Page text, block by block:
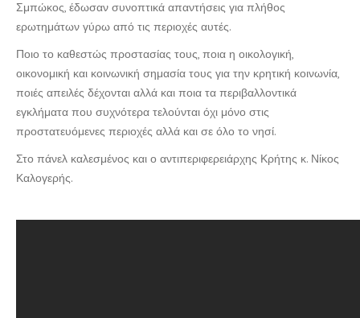
Σμπώκος, έδωσαν συνοπτικά απαντήσεις για πλήθος
ερωτημάτων γύρω από τις περιοχές αυτές.
Ποιο το καθεστώς προστασίας τους, ποια η οικολογική,
οικονομική και κοινωνική σημασία τους για την κρητική κοινωνία,
ποιές απειλές δέχονται αλλά και ποια τα περιβαλλοντικά
εγκλήματα που συχνότερα τελούνται όχι μόνο στις
προστατευόμενες περιοχές αλλά και σε όλο το νησί.
Στο πάνελ καλεσμένος και ο αντιπεριφερειάρχης Κρήτης κ. Νίκος
Καλογερής.